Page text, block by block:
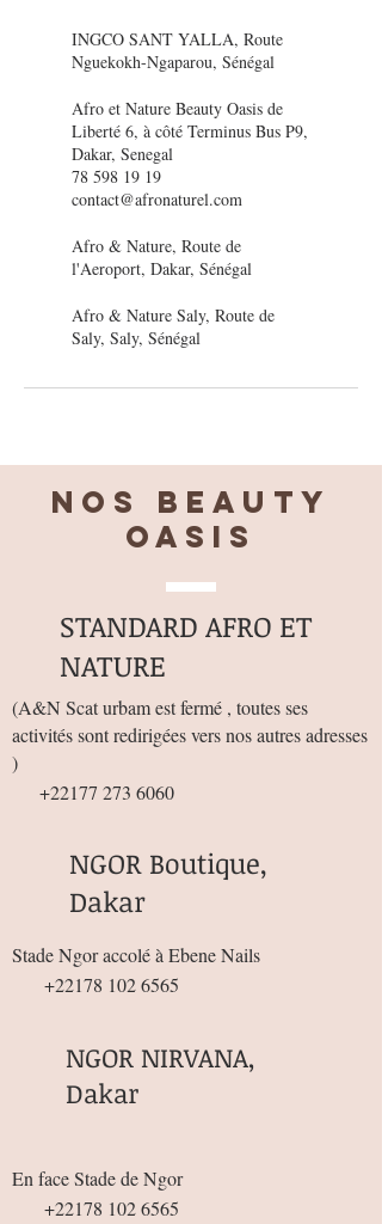
INGCO SANT YALLA, Route
Nguekokh-Ngaparou, Sénégal
Afro et Nature Beauty Oasis de
Liberté 6, à côté Terminus Bus P9,
Dakar, Senegal
78 598 19 19
contact@afronaturel.com
Afro & Nature, Route de
l'Aeroport, Dakar, Sénégal
Afro & Nature Saly, Route de
Saly, Saly, Sénégal
Nos BEAUTY
OASIS
STANDARD AFRO ET
NATURE
(A&N Scat urbam est fermé , toutes ses
activités sont redirigées vers nos autres adresses
)
+22177 273 6060
NGOR Boutique,
Dakar
Stade Ngor accolé à Ebene Nails
+22178 102 6565
NGOR NIRVANA,
Dakar
En face Stade de Ngor
+22178 102 6565